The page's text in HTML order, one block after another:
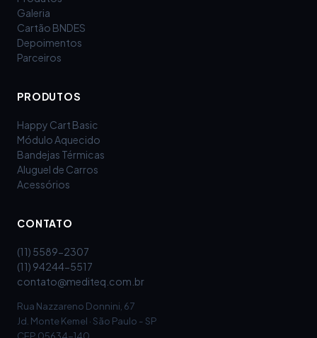
Galeria
Cartão BNDES
Depoimentos
Parceiros
PRODUTOS
Happy Cart Basic
Módulo Aquecido
Bandejas Térmicas
Aluguel de Carros
Acessórios
CONTATO
(11) 5589-2307
(11) 94244-5517
contato@mediteq.com.br
Rua Nazzareno Donnini, 67
Jd. Monte Kemel · São Paulo - SP
CEP 05634-140